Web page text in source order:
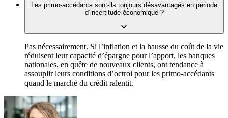
Les primo-accédants sont-ils toujours désavantagés en période
d’incertitude économique ?
Pas nécessairement. Si l’inflation et la hausse du coût de la vie
réduisent leur capacité d’épargne pour l’apport, les banques
nationales, en quête de nouveaux clients, ont tendance à
assouplir leurs conditions d’octroi pour les primo-accédants
quand le marché du crédit ralentit.